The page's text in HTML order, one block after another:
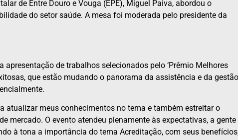
de Entre Douro e Vouga (EPE), Miguel Paiva, abordou o
do setor saúde. A mesa foi moderada pelo presidente da
de trabalhos selecionados pelo ‘Prêmio Melhores
que estão mudando o panorama da assistência e da gestão
atualizar meus conhecimentos no tema e também estreitar o
mercado. O evento atendeu plenamente às expectativas, a gente
à tona a importância do tema Acreditação, com seus